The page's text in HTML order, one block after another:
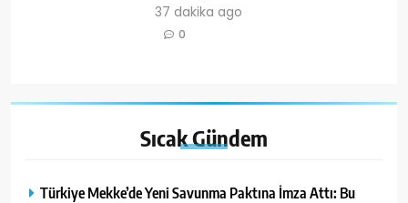
37 dakika ago
0
SıcakGündem
Türkiye Mekke’de Yeni Savunma Paktına İmza Attı: Bu